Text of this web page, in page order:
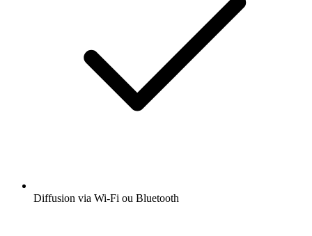
Diffusion via Wi-Fi ou Bluetooth